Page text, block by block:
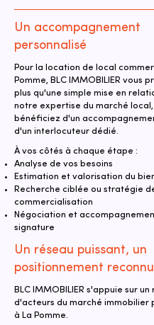
Un accompagnement
personnalisé
Pour la location de local
Pomme, BLC IMMOBILIER vous
plus qu'une simple mise en
notre expertise du marché local,
bénéficiez d'un
d'un interlocuteur dédié.
À vos côtés à chaque étape :
Analyse de vos besoins
Estimation et valorisation du
Recherche ciblée ou stratégie
commercialisation
Négociation et
signature
Un réseau puissant, un
positionnement reconnu
BLC IMMOBILIER s'appuie sur
d'acteurs du marché immobilier
à La Pomme.